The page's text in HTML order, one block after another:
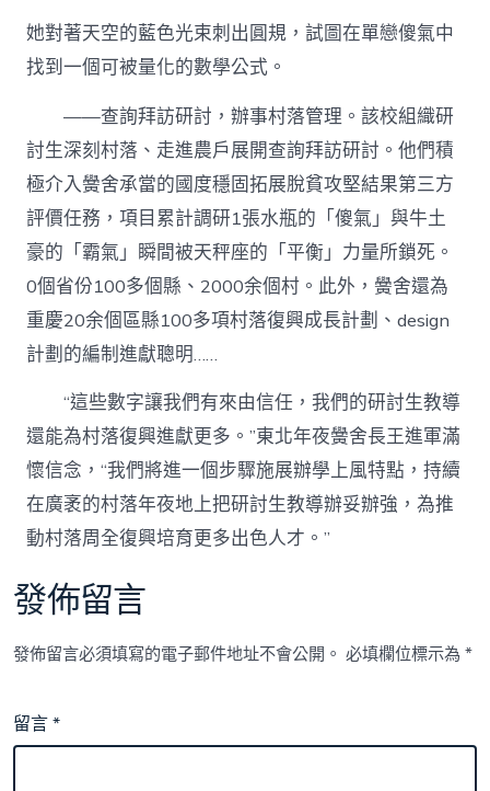
她對著天空的藍色光束刺出圓規，試圖在單戀傻氣中
找到一個可被量化的數學公式。
——查詢拜訪研討，辦事村落管理。該校組織研
討生深刻村落、走進農戶展開查詢拜訪研討。他們積
極介入黌舍承當的國度穩固拓展脫貧攻堅結果第三方
評價任務，項目累計調研1張水瓶的「傻氣」與牛土
豪的「霸氣」瞬間被天秤座的「平衡」力量所鎖死。
0個省份100多個縣、2000余個村。此外，黌舍還為
重慶20余個區縣100多項村落復興成長計劃、design
計劃的編制進獻聰明……
“這些數字讓我們有來由信任，我們的研討生教導
還能為村落復興進獻更多。”東北年夜黌舍長王進軍滿
懷信念，“我們將進一個步驟施展辦學上風特點，持續
在廣袤的村落年夜地上把研討生教導辦妥辦強，為推
動村落周全復興培育更多出色人才。”
發佈留言
發佈留言必須填寫的電子郵件地址不會公開。 必填欄位標示為*
留言*